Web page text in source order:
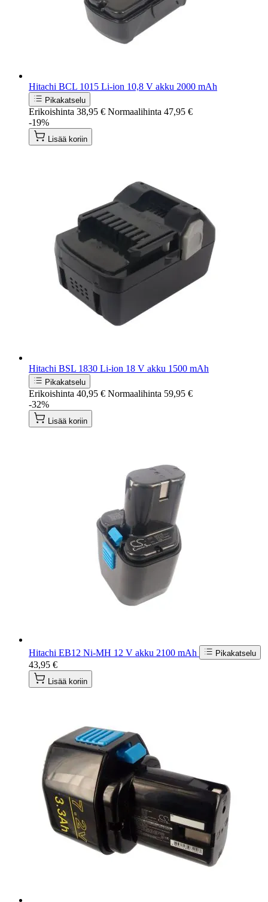
Hitachi BCL 1015 Li-ion 10,8 V akku 2000 mAh
Pikakatselu
Erikoishinta 38,95 € Normaalihinta 47,95 €
-19%
Lisää koriin
Hitachi BSL 1830 Li-ion 18 V akku 1500 mAh
Pikakatselu
Erikoishinta 40,95 € Normaalihinta 59,95 €
-32%
Lisää koriin
Hitachi EB12 Ni-MH 12 V akku 2100 mAh Pikakatselu
43,95 €
Lisää koriin